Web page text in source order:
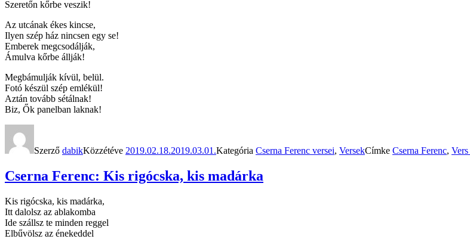
Szeretőn kőrbe veszik!
Az utcának ékes kincse,
Ilyen szép ház nincsen egy se!
Emberek megcsodálják,
Ámulva kőrbe állják!
Megbámulják kívül, belül.
Fotó készül szép emlékül!
Aztán tovább sétálnak!
Biz, Ők panelban laknak!
Szerző dabikKözzétéve 2019.02.18.2019.03.01.Kategória Cserna Ferenc versei, VersekCímke Cserna Ferenc, Vers
Cserna Ferenc: Kis rigócska, kis madárka
Kis rigócska, kis madárka,
Itt dalolsz az ablakomba
Ide szállsz te minden reggel
Elbűvölsz az énekeddel